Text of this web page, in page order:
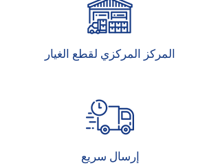
المركز المركزي لقطع الغيار
إرسال سريع